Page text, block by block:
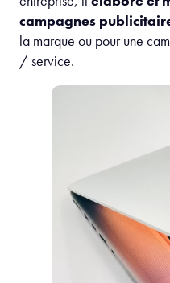
campagnes
la marque ou pour une
/ service.